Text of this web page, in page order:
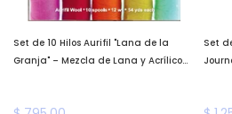
Set de 10 Hilos Aurifil "Lana de la
Granja" – Mezcla de Lana y Acrílico
Set